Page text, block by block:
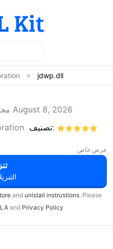
jdwp.dll
محدث August 8, 2026
تصنيف:
عرض خاص
10
and unistall instrustions. Please
and Privacy Policy